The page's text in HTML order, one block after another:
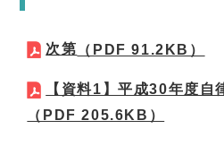
次第 （PDF 91.2KB）
【資料1】平成30年度自
（PDF 205.6KB）